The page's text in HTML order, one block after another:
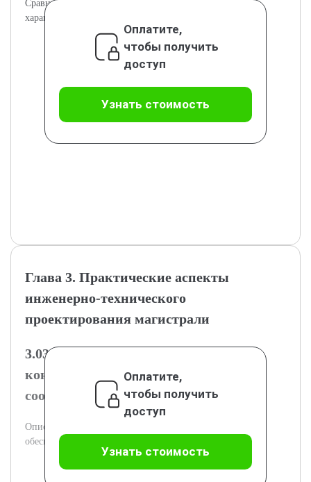
Сравнительный анализ технических и экономических
характеристик магистралей.
Оплатите,
чтобы получить
доступ
Узнать стоимость
Глава 3. Практические аспекты
инженерно-технического
проектирования магистрали
3.03.1 Проектирование дорожной
конструкции и инженерных
сооружений
Описание конструкций и инженерных решений для
обеспечения надежности магистрали.
Оплатите,
чтобы получить
доступ
Узнать стоимость